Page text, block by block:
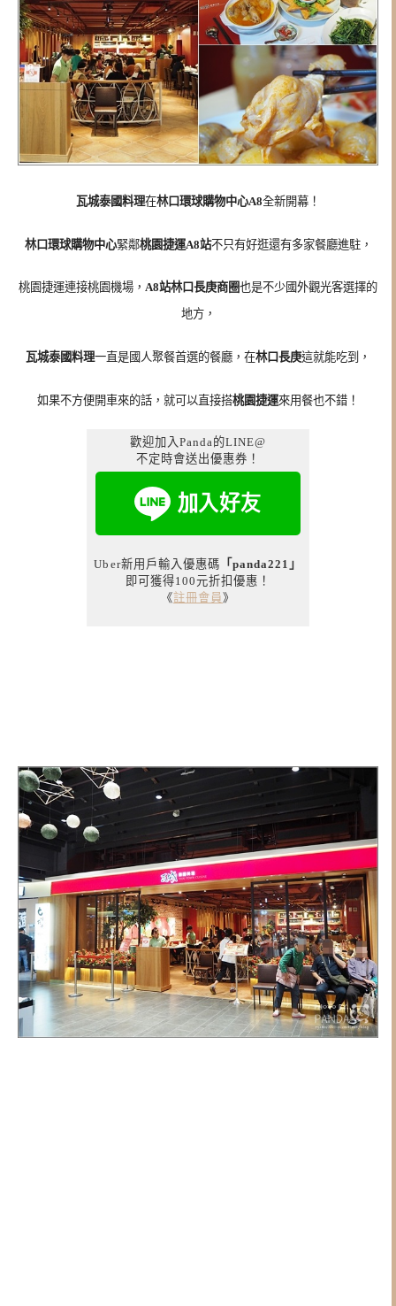
瓦城泰國料理在林口環球購物中心A8全新開幕！
林口環球購物中心緊鄰桃園捷運A8站不只有好逛還有多家餐廳進駐，
桃園捷運連接桃園機場， A8站林口長庚商圈也是不少國外觀光客選擇的
地方，
瓦城泰國料理一直是國人聚餐首選的餐廳，在林口長庚這就能吃到，
如果不方便開車來的話，就可以直接搭桃園捷運來用餐也不錯！
歡迎加入Panda的LINE@
不定時會送出優惠券！
Uber新用戶輸入優惠碼 「panda221」
即可獲得100元折扣優惠！
《註冊會員 》